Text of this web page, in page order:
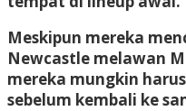
Meskipun mereka
Newcastle melawan
mereka mungkin
sebelum kembali ke